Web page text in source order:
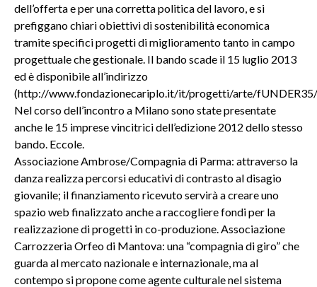
dell’offerta e per una corretta politica del lavoro, e si
prefiggano chiari obiettivi di sostenibilità economica
tramite specifici progetti di miglioramento tanto in campo
progettuale che gestionale. Il bando scade il 15 luglio 2013
ed è disponibile all’indirizzo
(http://www.fondazionecariplo.it/it/progetti/arte/
Nel corso dell’incontro a Milano sono state presentate
anche le 15 imprese vincitrici dell’edizione 2012 dello stesso
bando. Eccole.
Associazione Ambrose/Compagnia di Parma: attraverso la
danza realizza percorsi educativi di contrasto al disagio
giovanile; il finanziamento ricevuto servirà a creare uno
spazio web finalizzato anche a raccogliere fondi per la
realizzazione di progetti in co-produzione. Associazione
Carrozzeria Orfeo di Mantova: una “compagnia di giro” che
guarda al mercato nazionale e internazionale, ma al
contempo si propone come agente culturale nel sistema